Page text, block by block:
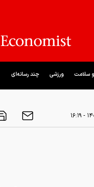
سلامت ورزشی چند رسانه‌ای